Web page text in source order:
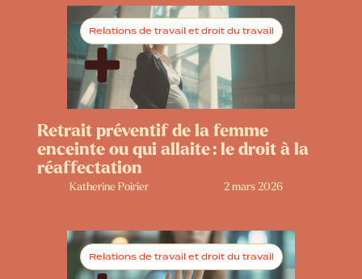
Relations de travail et droit du travail
Retrait préventif de la femme
enceinte ou qui allaite : le droit à la
réaffectation
Katherine Poirier 2 mars 2026
Relations de travail et droit du travail